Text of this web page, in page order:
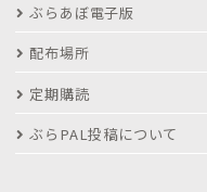
ぶらあぼ電子版
配布場所
定期購読
ぶらPAL投稿について